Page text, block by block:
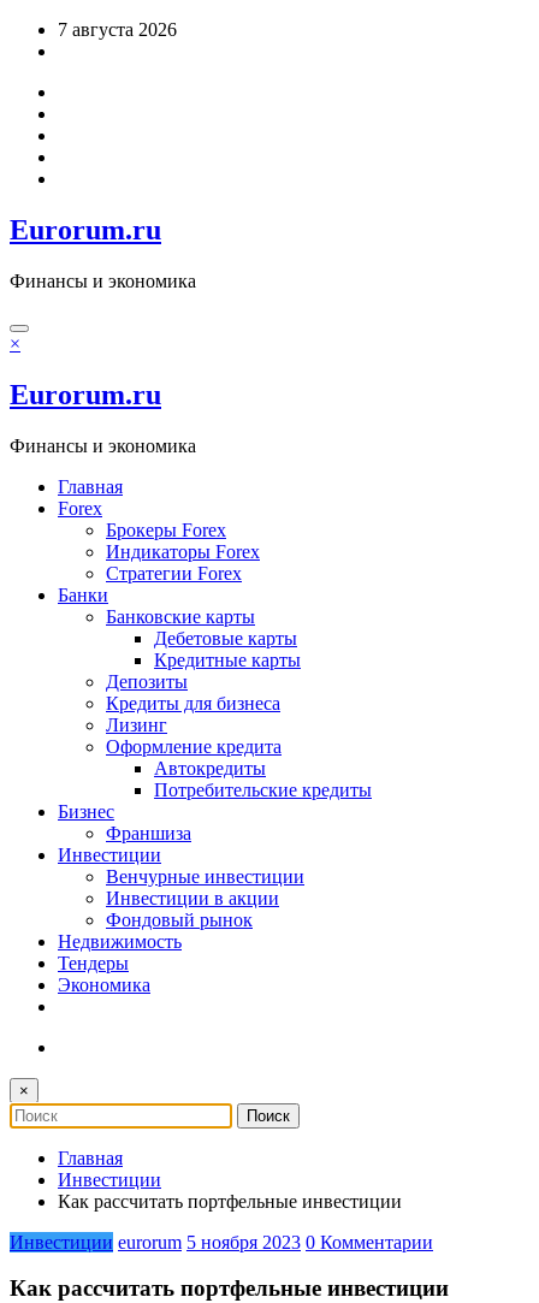
Перейти7 августа 2026
Eurorum.ru
Финансы и экономика
×
Eurorum.ru
Финансы и экономика
Главная
Forex
Брокеры Forex
Индикаторы Forex
Стратегии Forex
Банки
Банковские карты
Дебетовые карты
Кредитные карты
Депозиты
Кредиты для бизнеса
Лизинг
Оформление кредита
Автокредиты
Потребительские кредиты
Бизнес
Франшиза
Инвестиции
Венчурные инвестиции
Инвестиции в акции
Фондовый рынок
Недвижимость
Тендеры
Экономика
×
Главная
Инвестиции
Как рассчитать портфельные инвестиции
Инвестиции eurorum 5 ноября 2023 0 Комментарии
Как рассчитать портфельные инвестиции